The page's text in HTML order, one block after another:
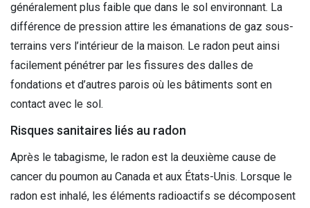
généralement plus faible que dans le sol environnant. La
différence de pression attire les émanations de gaz sous-
terrains vers l’intérieur de la maison. Le radon peut ainsi
facilement pénétrer par les fissures des dalles de
fondations et d’autres parois où les bâtiments sont en
contact avec le sol.
Risques sanitaires liés au radon
Après le tabagisme, le radon est la deuxième cause de
cancer du poumon au Canada et aux États-Unis. Lorsque le
radon est inhalé, les éléments radioactifs se décomposent